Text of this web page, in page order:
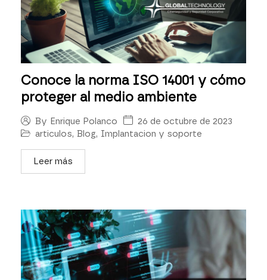
Conoce la norma ISO 14001 y cómo
proteger al medio ambiente
By Enrique Polanco
26 de octubre de 2023
articulos, Blog, Implantacion y soporte
Leer más